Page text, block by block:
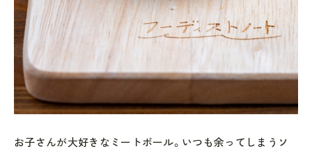
お子さんが大好きなミートボール。いつも余ってしまうソ